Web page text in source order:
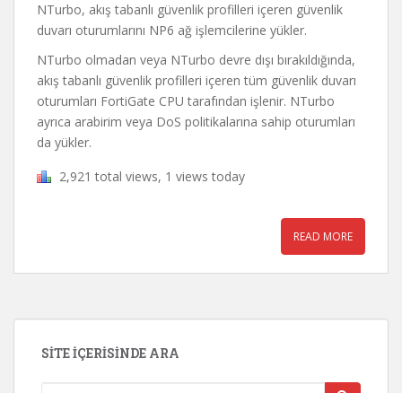
NTurbo, akış tabanlı güvenlik profilleri içeren güvenlik
duvarı oturumlarını NP6 ağ işlemcilerine yükler.
NTurbo olmadan veya NTurbo devre dışı bırakıldığında,
akış tabanlı güvenlik profilleri içeren tüm güvenlik duvarı
oturumları FortiGate CPU tarafından işlenir. NTurbo
ayrıca arabirim veya DoS politikalarına sahip oturumları
da yükler.
2,921 total views, 1 views today
READ MORE
SITE İÇERISINDE ARA